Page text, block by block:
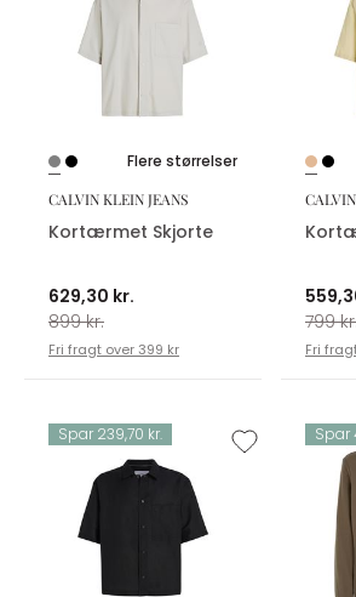
Flere størrelser
CALVIN KLEIN JEANS
Kortærmet Skjorte
629,30 kr.
899 kr.
Fri fragt over 399 kr
799
Fri
Spar 239,70 kr. Spar